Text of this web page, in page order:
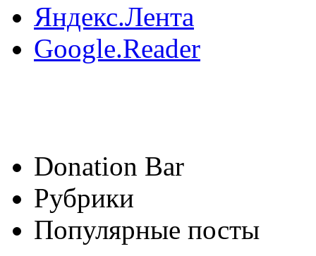
Яндекс.Лента
Google.Reader
Donation Bar
Рубрики
Популярные посты